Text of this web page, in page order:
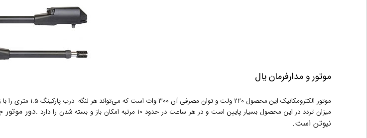
موتور و مدارفرمان یال
موتور الکترومکانیک این محصول ۲۲۰ ولت و توان مصرفی آن ۳۰۰ وات است که می‌تواند هر لنگه درب پارکینگ ۱.۵ متری را با زاویه ۱۲۰ درجه در وزن ۳۰۰ کیلوگرم جا به جا کند.
میزان تردد در این محصول بسیار پایین است و در هر ساعت در حدود ۱۰ مرتبه امکان باز و بسته شدن را دارد .
نیوتن است.